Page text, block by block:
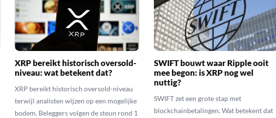
XRP bereikt historisch oversold-
niveau: wat betekent dat?
XRP bereikt historisch oversold-niveau
terwijl analisten wijzen op een mogelijke
bodem. Beleggers volgen de steun rond 1
SWIFT bouwt waar Ripple ooit
mee begon: is XRP nog wel
nuttig?
SWIFT zet een grote stap met
blockchainbetalingen. Wat betekent dat